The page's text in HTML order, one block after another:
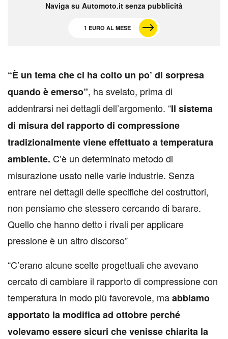
Naviga su Automoto.it senza pubblicità
1 EURO AL MESE
“È un tema che ci ha colto un po’ di sorpresa
quando è emerso”, ha svelato, prima di
addentrarsi nei dettagli dell’argomento. “Il sistema
di misura del rapporto di compressione
tradizionalmente viene effettuato a temperatura
ambiente. C’è un determinato metodo di
misurazione usato nelle varie industrie. Senza
entrare nei dettagli delle specifiche dei costruttori,
non pensiamo che stessero cercando di barare.
Quello che hanno detto i rivali per applicare
pressione è un altro discorso”
“C’erano alcune scelte progettuali che avevano
cercato di cambiare il rapporto di compressione con
temperatura in modo più favorevole, maabbiamo
apportato la modifica ad ottobre perché
volevamo essere sicuri che venisse chiarita la